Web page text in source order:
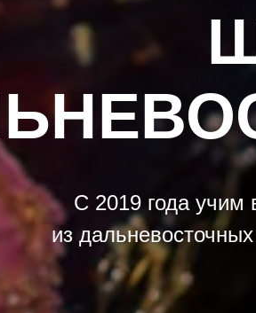
С 2019 года учим
из